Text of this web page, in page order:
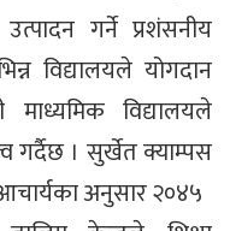
गर्ने प्रशंसनीय
विद्यालयले योगदान
माध्यमिक विद्यालयले
गर्दैछ । सुर्खेत क्याम्पस
अनुसार २०४५